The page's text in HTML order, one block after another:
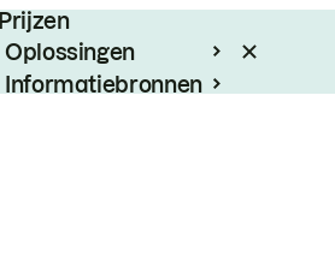
Prijzen
Oplossingen
Informatiebronnen